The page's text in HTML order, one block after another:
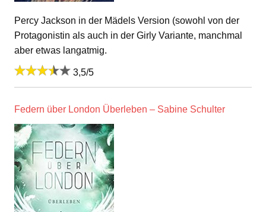
Percy Jackson in der Mädels Version (sowohl von der
Protagonistin als auch in der Girly Variante, manchmal
aber etwas langatmig.
3,5/5
Federn über London Überleben – Sabine Schulter